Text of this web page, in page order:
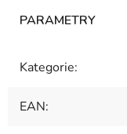
Kategorie:
EAN: